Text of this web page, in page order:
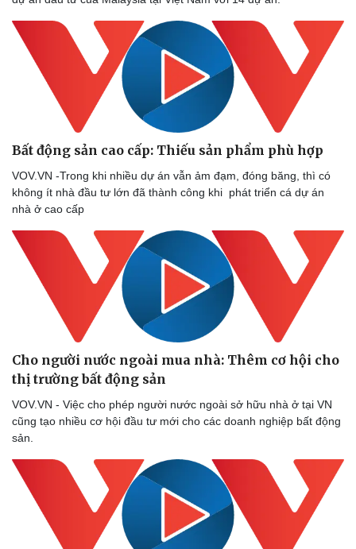
Doanh nghiệp
Thông tin doanh nghiệp
Doanh nghiệp 24h
Doanh nhân
Vì cộng đồng
Công nghệ
Sành điệu
Tin Công nghệ
Trải nghiệm
Chuyển đổi số
Bất động sản cao cấp: Thiếu sản phẩm phù hợp
VOV.VN -Trong khi nhiều dự án vẫn ảm đạm, đóng băng, thì có
không ít nhà đầu tư lớn đã thành công khi phát triển cá dự án
nhà ở cao cấp
Cho người nước ngoài mua nhà: Thêm cơ hội cho
thị trường bất động sản
VOV.VN - Việc cho phép người nước ngoài sở hữu nhà ở tại VN
cũng tạo nhiều cơ hội đầu tư mới cho các doanh nghiệp bất động
sản.